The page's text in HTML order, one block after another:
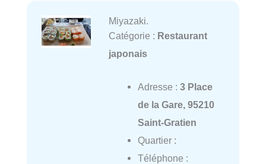
Miyazaki.
Catégorie : Restaurant
japonais
Adresse : 3 Place
de la Gare, 95210
Saint-Gratien
Quartier :
Téléphone :